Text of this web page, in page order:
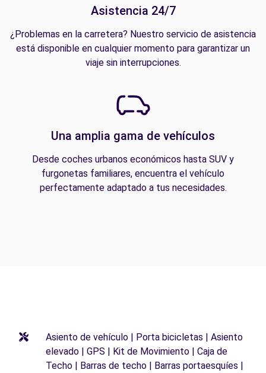
Asistencia 24/7
¿Problemas en la carretera? Nuestro servicio de asistencia
está disponible en cualquier momento para garantizar un
viaje sin interrupciones.
Una amplia gama de vehículos
Desde coches urbanos económicos hasta SUV y
furgonetas familiares, encuentra el vehículo
perfectamente adaptado a tus necesidades.
Asiento de vehículo | Porta bicicletas | Asiento
elevado | GPS | Kit de Movimiento | Caja de
Techo | Barras de techo | Barras portaesquíes |